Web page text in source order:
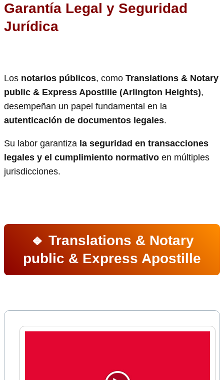
Garantía Legal y Seguridad
Jurídica
Los notarios públicos, como Translations & Notary
public & Express Apostille (Arlington Heights),
desempeñan un papel fundamental en la
autenticación de documentos legales.
Su labor garantiza la seguridad en transacciones
legales y el cumplimiento normativo en múltiples
jurisdicciones.
🔹 Translations & Notary
public & Express Apostille